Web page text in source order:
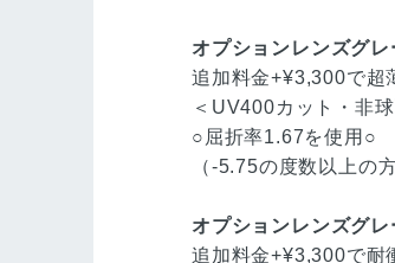
オプションレンズグ
追加料金+¥3,300で超
＜UV400カット・非
○屈折率1.67を使用○
（-5.75の度数以上の
オプションレンズグ
追加料金+¥3,300で耐